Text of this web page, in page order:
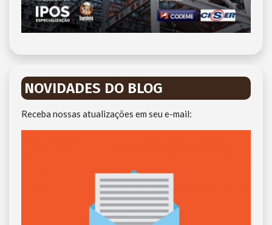
NOVIDADES DO BLOG
Receba nossas atualizações em seu e-mail: